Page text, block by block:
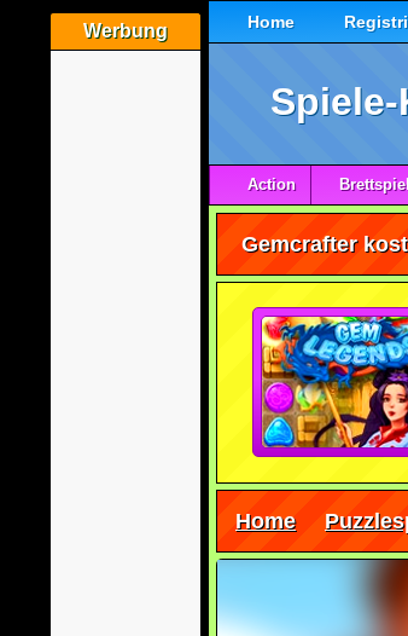
Werbung Home
Action
Gemcrafter
Home